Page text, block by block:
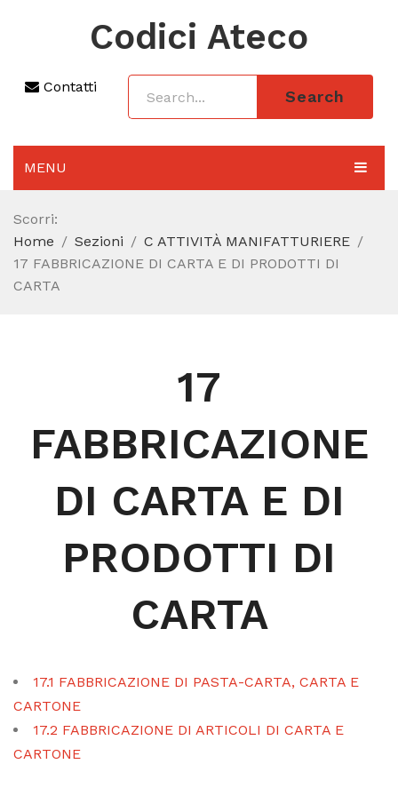
Codici Ateco
Contatti
Search
MENU
AGGIORNAMENTO 2025
SEZIONI
CODICE ATECO A COSA SERVE
Scorri:
Home
Sezioni
C ATTIVITÀ MANIFATTURIERE
17 FABBRICAZIONE DI CARTA E DI PRODOTTI DI
CARTA
17
FABBRICAZIONE
DI CARTA E DI
PRODOTTI DI
CARTA
17.1 FABBRICAZIONE DI PASTA-CARTA, CARTA E
CARTONE
17.2 FABBRICAZIONE DI ARTICOLI DI CARTA E
CARTONE